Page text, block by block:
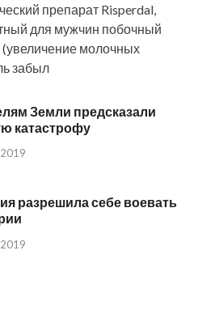
препарат Risperdal,
для мужчин побочный
молочных
забыл
Земли предсказали
катастрофу
разрешила себе воевать